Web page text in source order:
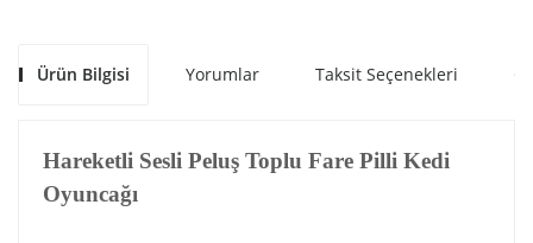
Ürün Bilgisi Yorumlar Taksit Seçenekleri
Hareketli Sesli Peluş Toplu Fare Pilli Kedi
Oyuncağı